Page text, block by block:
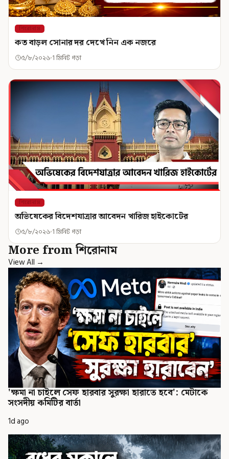
শিরোনাম
কত বাড়ল সোনার দর দেখে নিন এক নজরে
৫/৮/২০২৬ 1 মিনিট পড়া
শিরোনাম
অভিষেকের বিদেশযাত্রার আবেদন খারিজ হাইকোর্টের
৫/৮/২০২৬ 1 মিনিট পড়া
More from শিরোনাম
View All →
'ক্ষমা না চাইলে সেফ হারবার সুরক্ষা হারাতে হবে': মেটাকে
সংসদীয় কমিটির বার্তা
1d ago